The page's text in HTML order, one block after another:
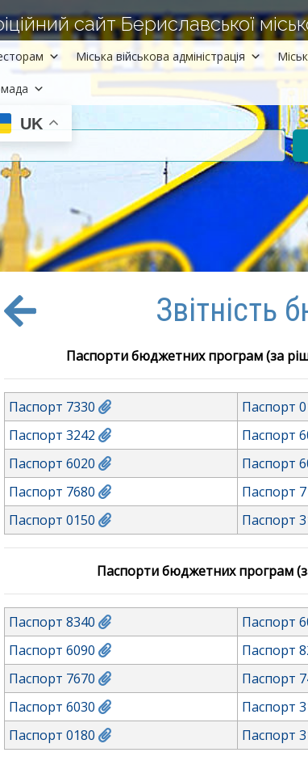
інструментів
сайт Бериславської
Міська військова адміністрація
UK
Звітність
Паспорти бюджетних програм (за
Паспорт 7330 Паспорт
Паспорт 3242
Паспорт
Паспорт 6020
Паспорт
Паспорт 7680
Паспорт
Паспорт 0150
Паспорт
Паспорти бюджетних програм
Паспорт 8340 Паспорт
Паспорт 6090
Паспорт
Паспорт 7670
Паспорт
Паспорт 6030
Паспорт
Паспорт 0180
Паспорт